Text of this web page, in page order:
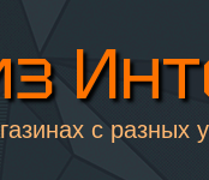
с разных